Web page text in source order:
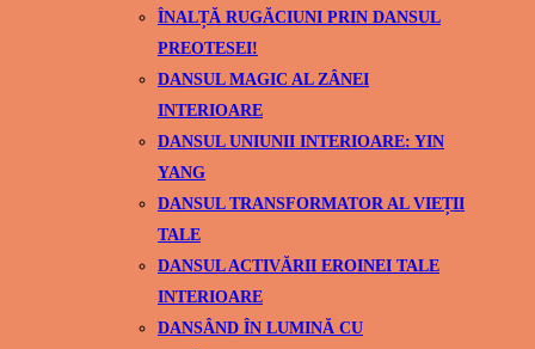
ÎNALȚĂ RUGĂCIUNI PRIN DANSUL
PREOTESEI!
DANSUL MAGIC AL ZÂNEI
INTERIOARE
DANSUL UNIUNII INTERIOARE: YIN
YANG
DANSUL TRANSFORMATOR AL VIEȚII
TALE
DANSUL ACTIVĂRII EROINEI TALE
INTERIOARE
DANSÂND ÎN LUMINĂ CU